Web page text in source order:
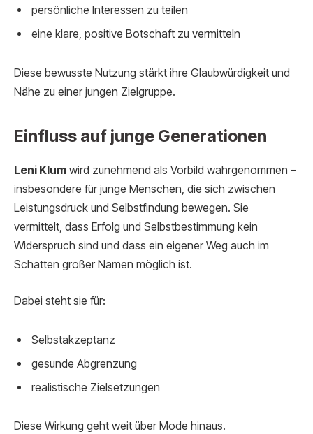
persönliche Interessen zu teilen
eine klare, positive Botschaft zu vermitteln
Diese bewusste Nutzung stärkt ihre Glaubwürdigkeit und
Nähe zu einer jungen Zielgruppe.
Einfluss auf junge Generationen
Leni Klum wird zunehmend als Vorbild wahrgenommen –
insbesondere für junge Menschen, die sich zwischen
Leistungsdruck und Selbstfindung bewegen. Sie
vermittelt, dass Erfolg und Selbstbestimmung kein
Widerspruch sind und dass ein eigener Weg auch im
Schatten großer Namen möglich ist.
Dabei steht sie für:
Selbstakzeptanz
gesunde Abgrenzung
realistische Zielsetzungen
Diese Wirkung geht weit über Mode hinaus.